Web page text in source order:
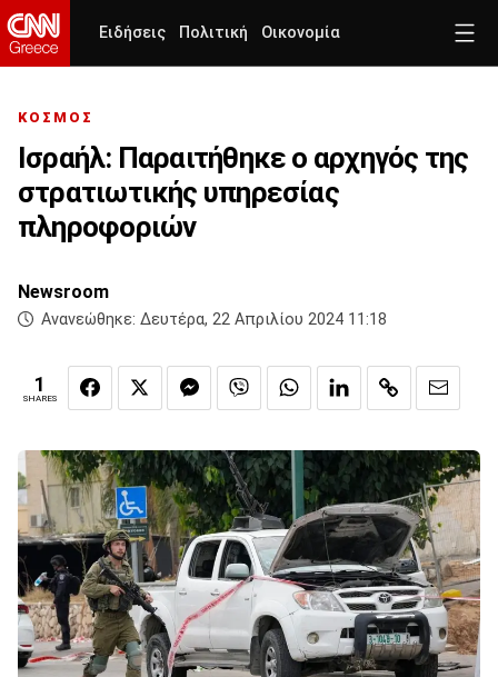
Ειδήσεις Πολιτική Οικονομία
ΚΟΣΜΟΣ
Ισραήλ: Παραιτήθηκε ο αρχηγός της
στρατιωτικής υπηρεσίας
πληροφοριών
Newsroom
Ανανεώθηκε: Δευτέρα, 22 Απριλίου 2024 11:18
1
SHARES